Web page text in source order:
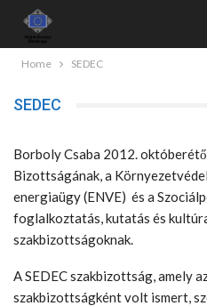
Home SEDEC
SEDEC
Borboly Csaba 2012.
Bizottságának, a
energiaügy (ENVE) és a
foglalkoztatás, kutatás és
szakbizottságoknak.
A SEDEC szakbizottság, amely
szakbizottságként volt ismert,